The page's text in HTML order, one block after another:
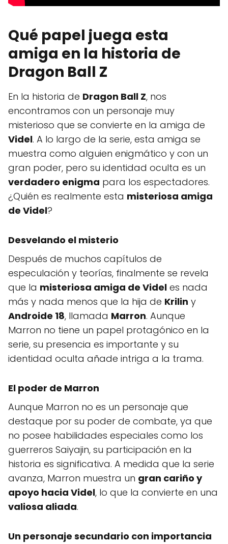
Qué papel juega esta
amiga en la historia de
Dragon Ball Z
En la historia de Dragon Ball Z, nos
encontramos con un personaje muy
misterioso que se convierte en la amiga de
Videl. A lo largo de la serie, esta amiga se
muestra como alguien enigmático y con un
gran poder, pero su identidad oculta es un
verdadero enigma para los espectadores.
¿Quién es realmente esta misteriosa amiga
de Videl?
Desvelando el misterio
Después de muchos capítulos de
especulación y teorías, finalmente se revela
que la misteriosa amiga de Videl es nada
más y nada menos que la hija de Krilin y
Androide 18, llamada Marron. Aunque
Marron no tiene un papel protagónico en la
serie, su presencia es importante y su
identidad oculta añade intriga a la trama.
El poder de Marron
Aunque Marron no es un personaje que
destaque por su poder de combate, ya que
no posee habilidades especiales como los
guerreros Saiyajin, su participación en la
historia es significativa. A medida que la serie
avanza, Marron muestra un gran cariño y
apoyo hacia Videl, lo que la convierte en una
valiosa aliada.
Un personaje secundario con importancia